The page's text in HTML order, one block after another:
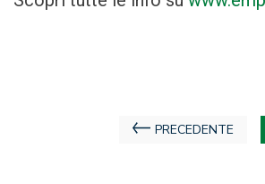
Navigazione
PRECEDENTE